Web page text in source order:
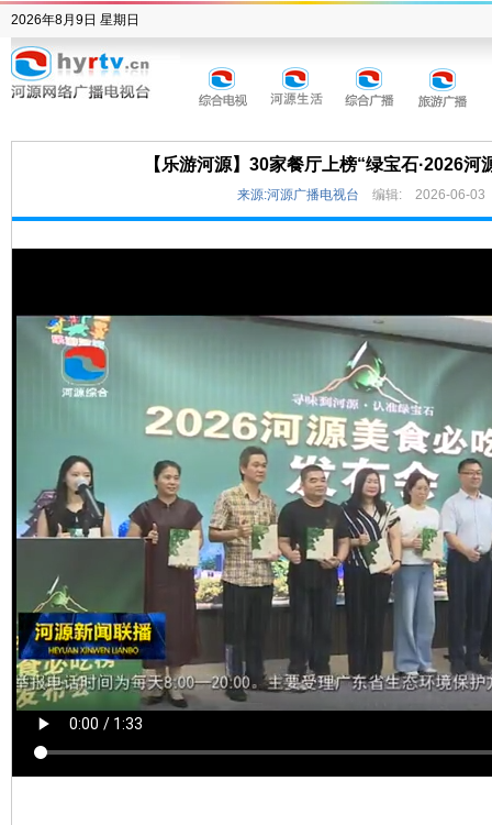
2026年8月9日 星期日
【乐游河源】30家餐厅上榜“绿宝石·2026河
来源:河源广播电视台 编辑: 2026-06-03